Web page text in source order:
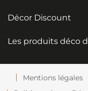
Décor Discount
Les produits déco
Mentions légales